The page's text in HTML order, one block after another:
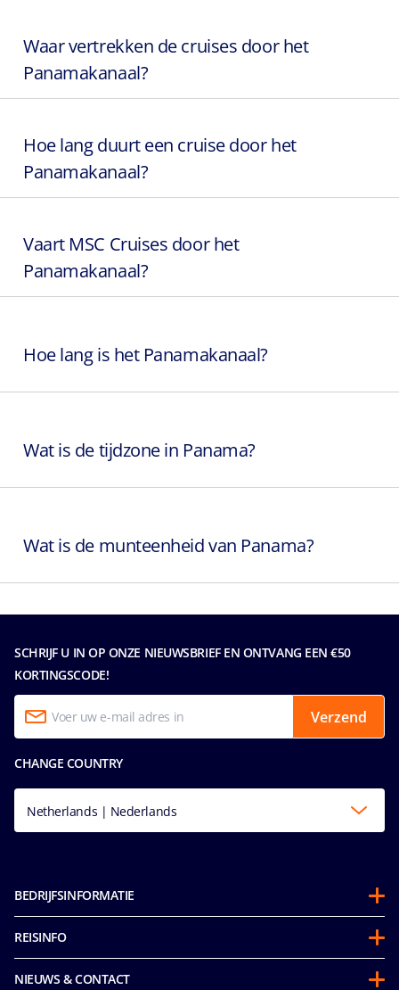
Waar vertrekken de cruises door het
Panamakanaal?
Hoe lang duurt een cruise door het
Panamakanaal?
Vaart MSC Cruises door het
Panamakanaal?
Hoe lang is het Panamakanaal?
Wat is de tijdzone in Panama?
Wat is de munteenheid van Panama?
SCHRIJF U IN OP ONZE NIEUWSBRIEF EN ONTVANG EEN €50
KORTINGSCODE!
Verzend
CHANGE COUNTRY
Netherlands | Nederlands
BEDRIJFSINFORMATIE
Over ons
Partnerschappen
Duurzaamheid
REISINFO
Gedragscode voor passagiers
NIEUWS & CONTACT